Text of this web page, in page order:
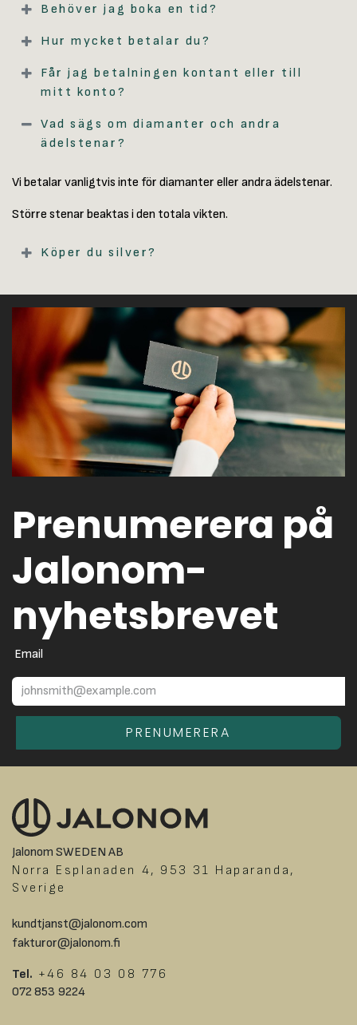
Behöver jag boka en tid?
Hur mycket betalar du?
Får jag betalningen kontant eller till
mitt konto?
Vad sägs om diamanter och andra
ädelstenar?
Vi betalar vanligtvis inte för diamanter eller andra ädelstenar.
Större stenar beaktas i den totala vikten.
Köper du silver?
Prenumerera på
Jalonom-
nyhetsbrevet
Email
PRENUMERERA
Jalonom SWEDEN AB
Norra Esplanaden 4, 953 31 Haparanda,
Sverige
kundtjanst@jalonom.com
fakturor@jalonom.fi
Tel. +46 84 03 08 776
072 853 9224